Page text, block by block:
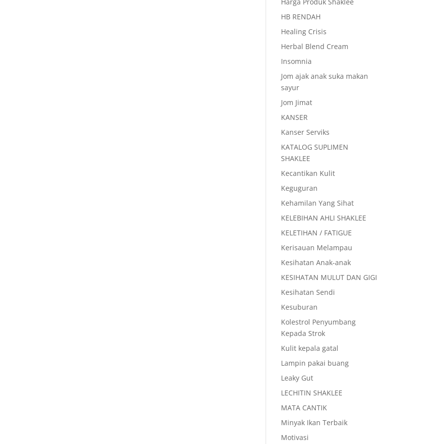
HB RENDAH
Healing Crisis
Herbal Blend Cream
Insomnia
Jom ajak anak suka makan
sayur
Jom Jimat
KANSER
Kanser Serviks
KATALOG SUPLIMEN
SHAKLEE
Kecantikan Kulit
Keguguran
Kehamilan Yang Sihat
KELEBIHAN AHLI SHAKLEE
KELETIHAN / FATIGUE
Kerisauan Melampau
Kesihatan Anak-anak
KESIHATAN MULUT DAN GIGI
Kesihatan Sendi
Kesuburan
Kolestrol Penyumbang
Kepada Strok
Kulit kepala gatal
Lampin pakai buang
Leaky Gut
LECHITIN SHAKLEE
MATA CANTIK
Minyak Ikan Terbaik
Motivasi